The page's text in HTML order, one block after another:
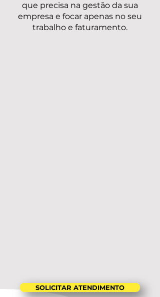
que precisa na gestão da sua
empresa e focar apenas no seu
trabalho e faturamento.
SOLICITAR ATENDIMENTO